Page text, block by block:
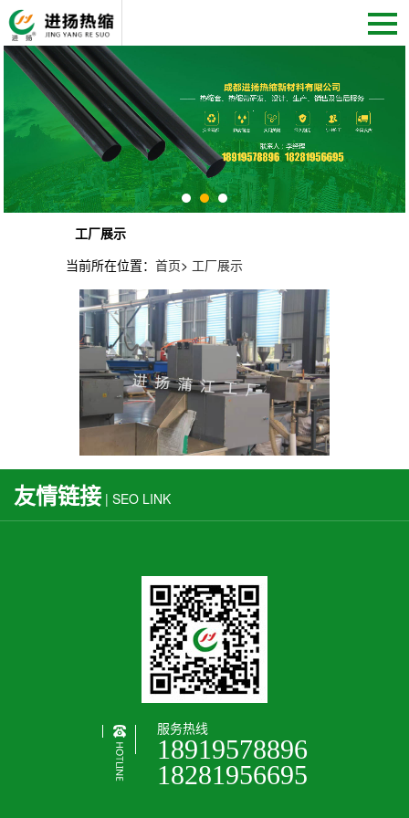
工厂展示
当前所在位置：首页> 工厂展示
友情链接| SEO LINK
服务热线
18919578896
18281956695